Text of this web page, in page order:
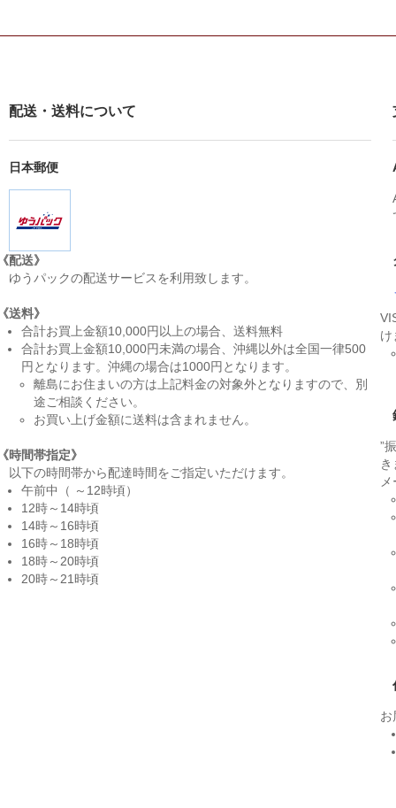
配送・送料について
日本郵便
配送》
うパックの配送サービスを利用致します。
送料》
合計お買上金額10,000円以上の場合、送料無料
合計お買上金額10,000円未満の場合、沖縄以外は全国一律500
円となります。沖縄の場合は1000円となります。
離島にお住まいの方は上記料金の対象外となりますので、別
途ご相談ください。
お買い上げ金額に送料は含まれません。
時間帯指定》
下の時間帯から配達時間をご指定いただけます。
午前中（ ～12時頃）
12時～14時頃
14時～16時頃
16時～18時頃
18時～20時頃
20時～21時頃
け
”
お